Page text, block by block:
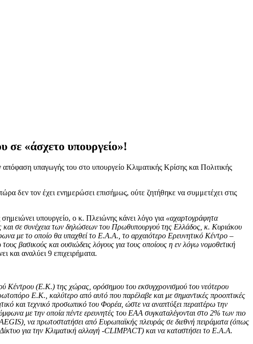
σε «άσχετο υπουργείο»!
απόφαση υπαγωγής του στο υπουργείο Κλιματικής Κρίσης και Πολιτικής
δεν τον έχει ενημερώσει επισήμως, ούτε ζητήθηκε να συμμετέχει στις
υπουργείο, ο κ. Πλειώνης κάνει λόγο για «αχαρτογράφητα
και σε συνέχεια των δηλώσεων του Πρωθυπουργού της Ελλάδος, κ. Κυριάκου
με το οποίο θα υπαχθεί το Ε.Α.Α., το αρχαιότερο Ερευνητικό Κέντρο –
βασικούς και ουσιώδεις λόγους για τους οποίους η εν λόγω νομοθετική
και αναλύει 9 επιχειρήματα.
Κέντρου (Ε.Κ.) της χώρας, ορόσημου του εκσυγχρονισμού του νεότερου
Ε.Κ., καλύτερο από αυτό που παρέλαβε και με σημαντικές προοπτικές
και τεχνικό προσωπικό του Φορέα, ώστε να αναπτύξει περαιτέρω την
με την οποία πέντε ερευνητές του ΕΑΑ συγκαταλέγονται στο 2% των πιο
να πρωτοστατήσει από Ευρωπαϊκής πλευράς σε διεθνή πειράματα (όπως
για την Κλιματική αλλαγή -CLIMPACT) και να καταστήσει το Ε.Α.Α.